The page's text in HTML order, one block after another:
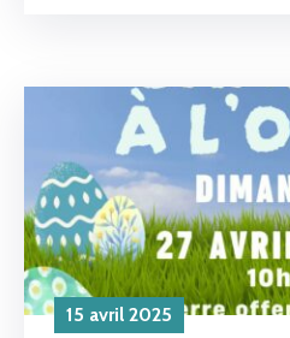
15 avril 2025